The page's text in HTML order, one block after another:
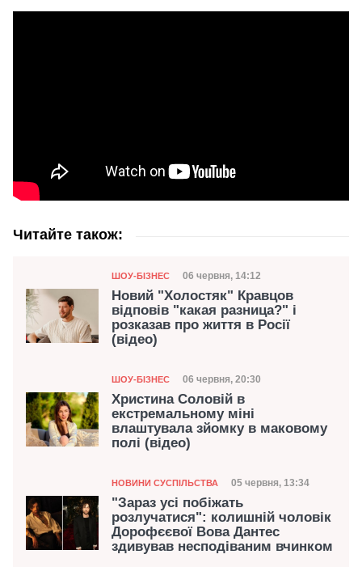
Читайте також:
Категорія
ШОУ-БІЗНЕС Дата публікації
06 червня, 14:12
Новий "Холостяк" Кравцов
відповів "какая разница?" і
розказав про життя в Росії
(відео)
Категорія
ШОУ-БІЗНЕС Дата публікації
06 червня, 20:30
Христина Соловій в
екстремальному міні
влаштувала зйомку в маковому
полі (відео)
Категорія
НОВИНИ СУСПІЛЬСТВА Дата публікації
05 червня, 13:34
"Зараз усі побіжать
розлучатися": колишній чоловік
Дорофєєвої Вова Дантес
здивував несподіваним вчинком